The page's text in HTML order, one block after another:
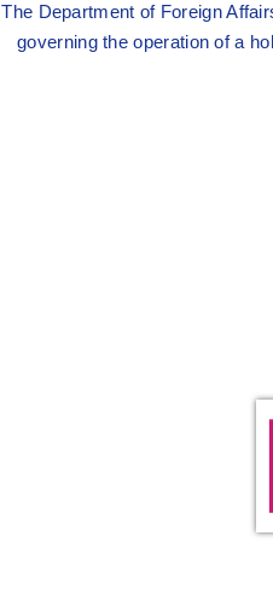
The Department of Foreign
governing the operation of a